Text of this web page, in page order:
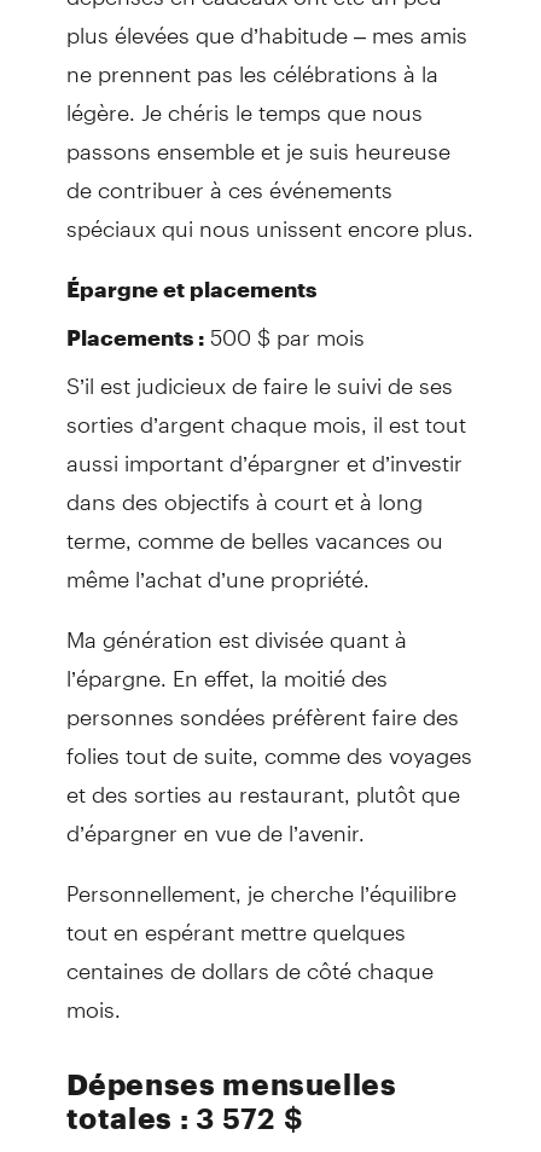
plus élevées que d’habitude – mes amis
ne prennent pas les célébrations à la
légère. Je chéris le temps que nous
passons ensemble et je suis heureuse
de contribuer à ces événements
spéciaux qui nous unissent encore plus.
Épargne et placements
Placements :500 $ par mois
S’il est judicieux de faire le suivi de ses
sorties d’argent chaque mois, il est tout
aussi important d’épargner et d’investir
dans des objectifs à court et à long
terme, comme de belles vacances ou
même l’achat d’une propriété.
Ma génération est divisée quant à
l’épargne. En effet, la moitié des
personnes sondées préfèrent faire des
folies tout de suite, comme des voyages
et des sorties au restaurant, plutôt que
d’épargner en vue de l’avenir.
Personnellement, je cherche l’équilibre
tout en espérant mettre quelques
centaines de dollars de côté chaque
mois.
Dépenses mensuelles
totales : 3 572 $